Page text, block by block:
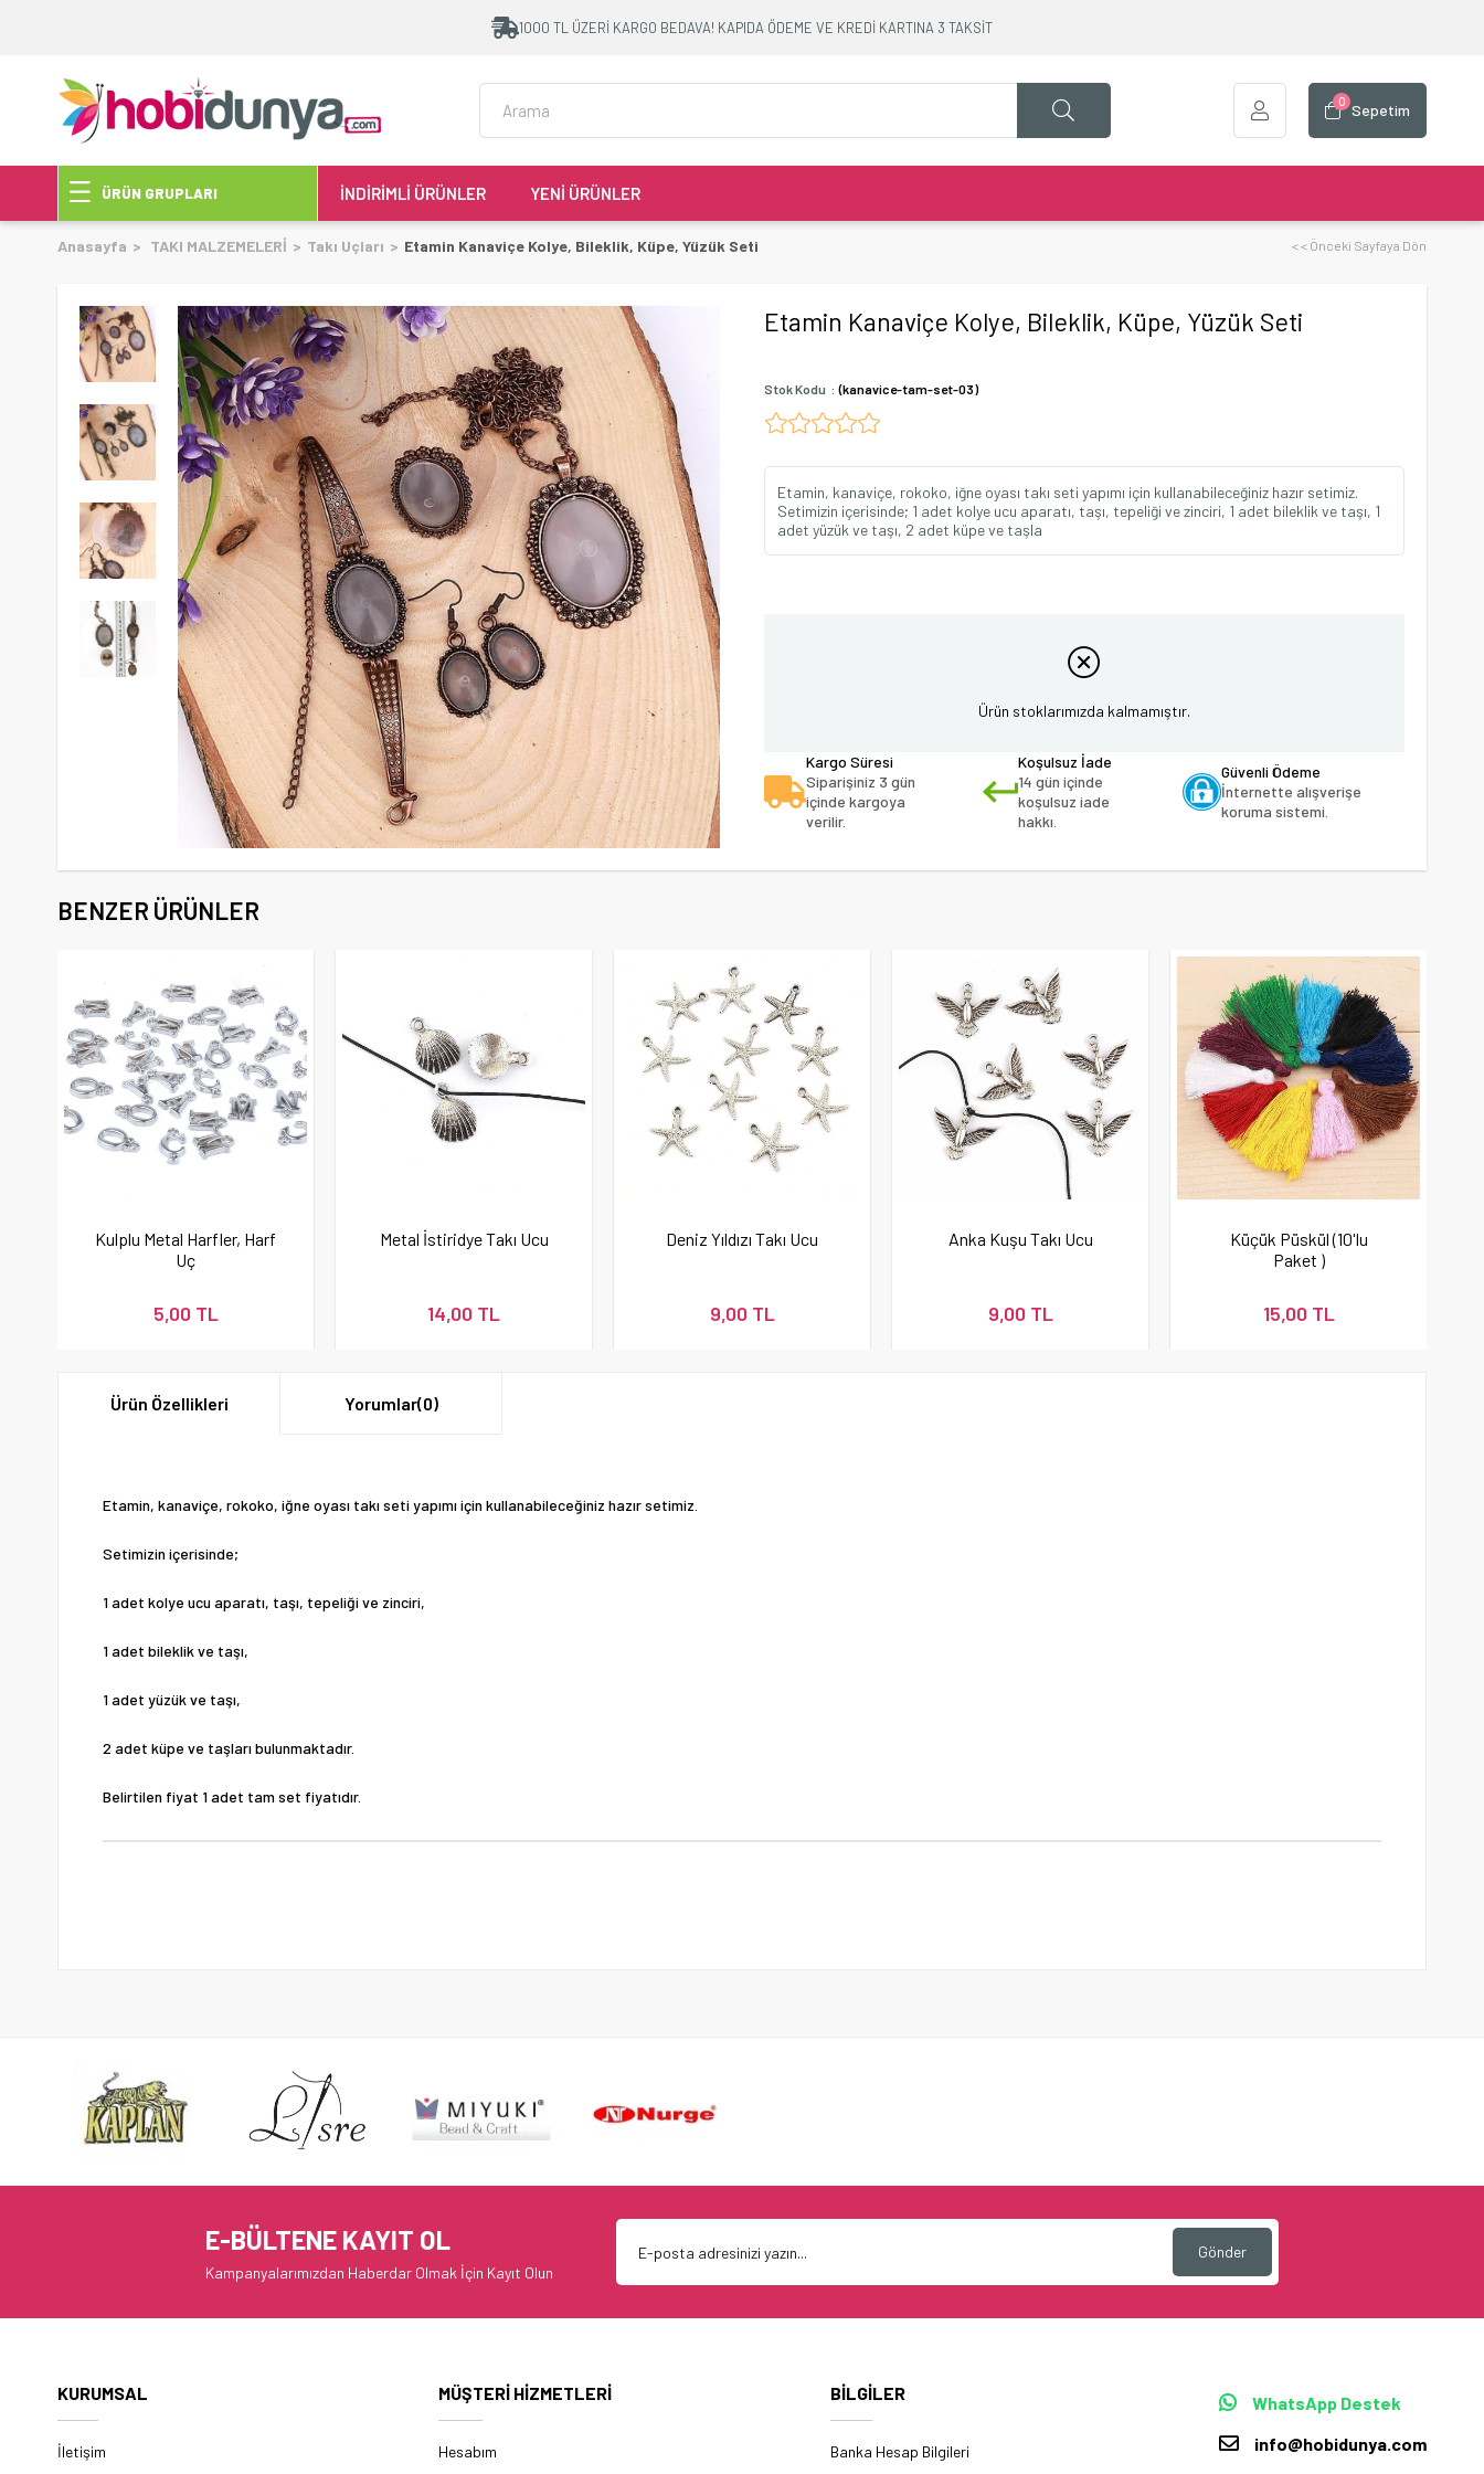
1000 TL ÜZERİ KARGO BEDAVA! KAPIDA ÖDEME VE KREDİ KARTINA 3 TAKSİT
Sepetim
0
ÜRÜN GRUPLARI İNDİRİMLİ ÜRÜNLER YENİ ÜRÜNLER
Anasayfa TAKI MALZEMELERİ Takı Uçları Etamin Kanaviçe Kolye, Bileklik, Küpe, Yüzük Seti < < Önceki Sayfaya Dön
Etamin Kanaviçe Kolye, Bileklik, Küpe, Yüzük Seti
Stok Kodu (kanavice-tam-set-03)
Etamin, kanaviçe, rokoko, iğne oyası takı seti yapımı için kullanabileceğiniz hazır setimiz.
Setimizin içerisinde; 1 adet kolye ucu aparatı, taşı, tepeliği ve zinciri, 1 adet bileklik ve taşı, 1
adet yüzük ve taşı, 2 adet küpe ve taşla
Ürün stoklarımızda kalmamıştır.
Kargo Süresi
Siparişiniz 3 gün
içinde kargoya
verilir.
Koşulsuz İade
14 gün içinde
koşulsuz iade
hakkı.
Güvenli Ödeme
İnternette alışverişe
koruma sistemi.
BENZER ÜRÜNLER
Kulplu Metal Harfler, Harf
Uç
5,00 TL
Metal İstiridye Takı Ucu
14,00 TL
Deniz Yıldızı Takı Ucu
9,00 TL
Anka Kuşu Takı Ucu
9,00 TL
Küçük Püskül (10'lu
Paket )
15,00 TL
Ürün Özellikleri Yorumlar(0)
Etamin, kanaviçe, rokoko, iğne oyası takı seti yapımı için kullanabileceğiniz hazır setimiz.
Setimizin içerisinde;
1 adet kolye ucu aparatı, taşı, tepeliği ve zinciri,
1 adet bileklik ve taşı,
1 adet yüzük ve taşı,
2 adet küpe ve taşları bulunmaktadır.
Belirtilen fiyat 1 adet tam set fiyatıdır.
E-BÜLTENE KAYIT OL
Kampanyalarımızdan Haberdar Olmak İçin Kayıt Olun
Gönder
KURUMSAL
İletişim
MÜŞTERİ HİZMETLERİ
Hesabım
BİLGİLER
Banka Hesap Bilgileri
WhatsApp Destek
info@hobidunya.com